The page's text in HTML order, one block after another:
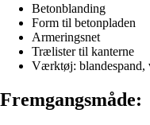
Betonblanding
Form til betonpladen
Armeringsnet
Trælister til kanterne
Værktøj: blandespand,
Fremgangsmåde: